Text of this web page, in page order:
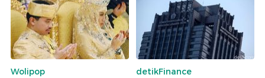
Wolipop
detikFinance